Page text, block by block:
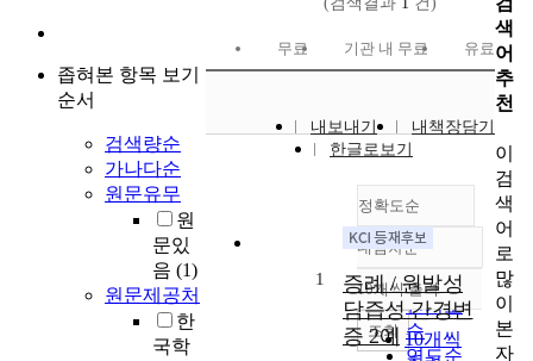
좁혀본 항목 보기
순서
검색량순
가나다순
원문유무
원
문있
음 (1)
원문제공처
한
국학
무료 기관 내 무료 유료
내보내기
내책장담기
한글로보기
정확도순
정확도
순
인기도
순
연도순
내림차순
내림차순
10개씩 출력
10개씩
조회
1
증례 / 원발성
담즙성 간경변
증 2예
색
어
추
천
이
검
색
어
로
많
이
본
자